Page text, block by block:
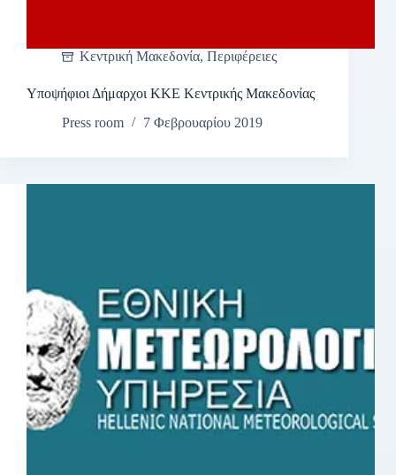
Κεντρική Μακεδονία, Περιφέρειες
Υποψήφιοι Δήμαρχοι ΚΚΕ Κεντρικής Μακεδονίας
Press room
7 Φεβρουαρίου 2019